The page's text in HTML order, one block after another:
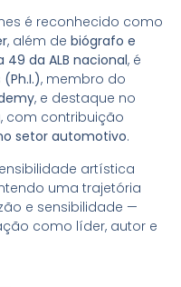
é reconhecido como
, além de biógrafo e
49 da ALB nacional, é
, membro do
, e destaque no
com contribuição
setor automotivo.
artística
uma trajetória
e sensibilidade —
como líder, autor e